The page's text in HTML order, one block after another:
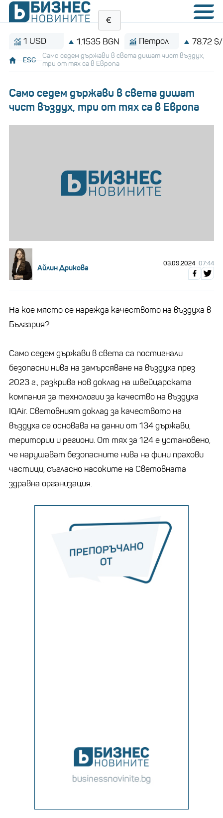
USD 1.1535 BGN Петрол 78.72 $/барел
ESG
Само седем държави в света дишат чист въздух,
три от тях са в Европа
Само седем държави в света дишат
чист въздух, три от тях са в Европа
Айлин Дрикова 03.09.2024 07:44
На кое място се нарежда качеството на въздуха в
България?
Само седем държави в света са постигнали
безопасни нива на замърсяване на въздуха през
2023 г., разкрива нов доклад на швейцарската
компания за технологии за качество на въздуха
IQAir. Световният доклад за качеството на
въздуха се основава на данни от 134 държави,
територии и региони. От тях за 124 е установено,
че нарушават безопасните нива на фини прахови
частици, съгласно насоките на Световната
здравна организация.